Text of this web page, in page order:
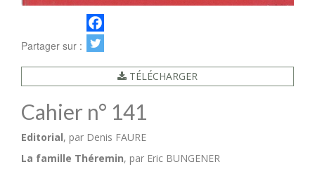
Partager sur :
TÉLÉCHARGER
Cahier n° 141
Editorial, par Denis FAURE
La famille Théremin, par Eric BUNGENER